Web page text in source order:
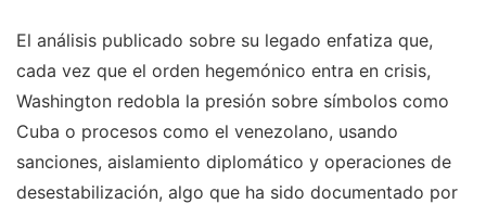
El análisis publicado sobre su legado enfatiza que,
cada vez que el orden hegemónico entra en crisis,
Washington redobla la presión sobre símbolos como
Cuba o procesos como el venezolano, usando
sanciones, aislamiento diplomático y operaciones de
desestabilización, algo que ha sido documentado por